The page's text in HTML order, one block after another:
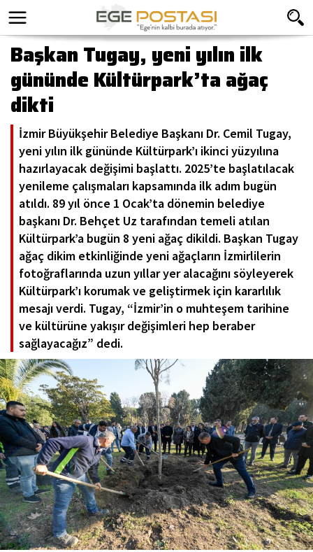
Başkan Tugay, yeni yılın ilk
gününde Kültürpark’ta ağaç
dikti
İzmir Büyükşehir Belediye Başkanı Dr. Cemil Tugay,
yeni yılın ilk gününde Kültürpark’ı ikinci yüzyılına
hazırlayacak değişimi başlattı. 2025’te başlatılacak
yenileme çalışmaları kapsamında ilk adım bugün
atıldı. 89 yıl önce 1 Ocak’ta dönemin belediye
başkanı Dr. Behçet Uz tarafından temeli atılan
Kültürpark’a bugün 8 yeni ağaç dikildi. Başkan Tugay
ağaç dikim etkinliğinde yeni ağaçların İzmirlilerin
fotoğraflarında uzun yıllar yer alacağını söyleyerek
Kültürpark’ı korumak ve geliştirmek için kararlılık
mesajı verdi. Tugay, “İzmir’in o muhteşem tarihine
ve kültürüne yakışır değişimleri hep beraber
sağlayacağız” dedi.